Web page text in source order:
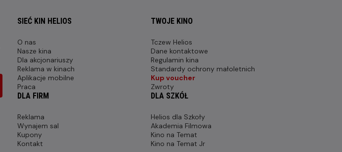
SIEĆ KIN HELIOS
O nas
Nasze kina
Dla akcjonariuszy
Reklama w kinach
Aplikacje mobilne
Praca
TWOJE KINO
Tczew Helios
Dane kontaktowe
Regulamin kina
Standardy ochrony małoletnich
Kup voucher
Zwroty
DLA FIRM
Reklama
Wynajem sal
Kupony
Kontakt
DLA SZKÓŁ
Helios dla Szkoły
Akademia Filmowa
Kino na Temat
Kino na Temat Jr